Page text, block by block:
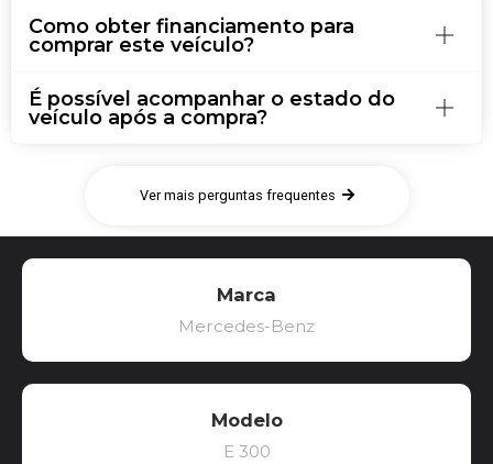
Como obter financiamento para
comprar este veículo?
É possível acompanhar o estado do
veículo após a compra?
Ver mais perguntas frequentes
Marca
Mercedes-Benz
Modelo
E 300